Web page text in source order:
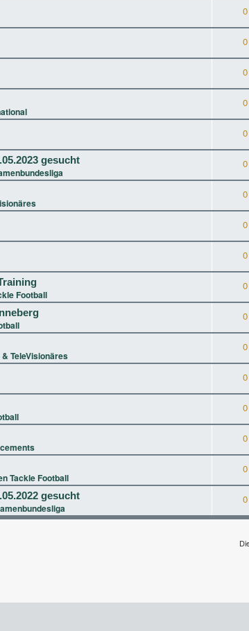
0
0
0
0
0
gesucht 0
0
0
0
Football
0
0
& TeleVisionäres
0
0
0
0
Tackle Football
0
gesucht 0